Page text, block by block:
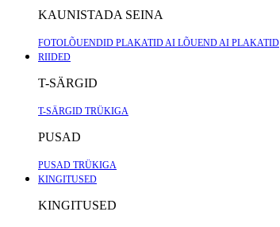
KAUNISTADA SEINA
FOTOLÕUENDID PLAKATIDAI LÕUENDAI PLAKATID
RIIDED
T-SÄRGID
T-SÄRGID TRÜKIGA
PUSAD
PUSAD TRÜKIGA
KINGITUSED
KINGITUSED